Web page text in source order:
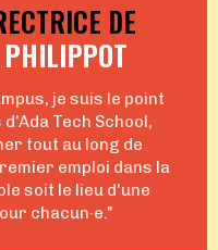
DE
je suis le point
Tech School,
tout au long de
emploi dans la
soit le lieu d'une
chacun·e."